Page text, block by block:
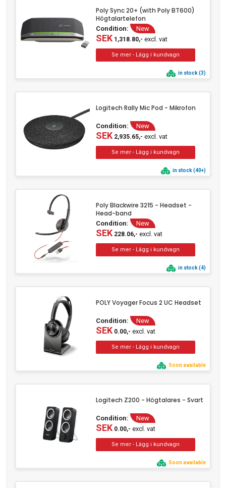
Poly Sync 20+ (with Poly BT600)
Högtalartelefon
Condition: New
SEK1,318.80,- excl. vat
in stock (3)
Logitech Rally Mic Pod - Mikrofon
Condition: New
SEK2,935.65,- excl. vat
in stock (40+)
Poly Blackwire 3215 - Headset -
Head-band
Condition: New
SEK228.06,- excl. vat
in stock (4)
POLY Voyager Focus 2 UC Headset
Condition: New
SEK0.00,- excl. vat
Soon available
Logitech Z200 - Högtalares - Svart
Condition: New
SEK0.00,- excl. vat
Soon available